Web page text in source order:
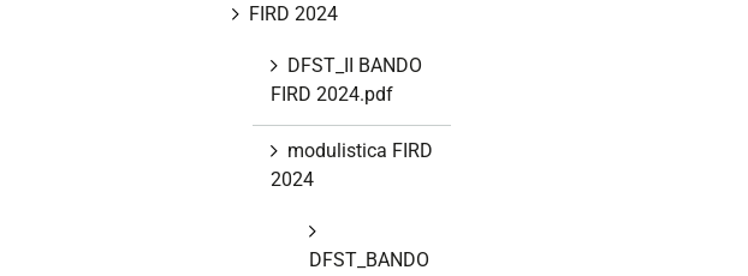
FIRD 2024
DFST_II BANDO
FIRD 2024.pdf
modulistica FIRD
2024
DFST_BANDO